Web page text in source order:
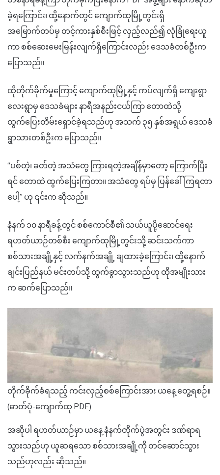
ခဲ့ရကြောင်း၊ ထို့နောက်တွင် ကျောက်ထုမြို့တွင်းရှိ
အမြောက်တပ်မှ တင့်ကားနှစ်စီးဖြင့် လှည့်လည်၍ လုံခြုံရေးယူ
ကာ စစ်ဆေးမေးမြန်းလျက်ရှိကြောင်းလည်း ဒေသခံတစ်ဦးက
ပြောသည်။
ထိုတိုက်ခိုက်မှုကြောင့် ကျောက်ထုမြို့နှင့် ကပ်လျက်ရှိ ကျေးရွာ
လေးရွာမှ ဒေသခံများ နာရီအနည်းငယ်ကြာ တောထဲသို့
ထွက်ပြေးတိမ်းရှောင်ခဲ့ရသည်ဟု အသက် ၃၅ နှစ်အရွယ် ဒေသခံ
ရွာသားတစ်ဦးက ပြောသည်။​
“ပစ်တဲ့၊ ခတ်တဲ့ အသံတွေ ကြားရတဲ့အချိန်မှာတော့ ကြောက်ပြီး
ရင် တောထဲ ထွက်ပြေးကြတာ။ အသံတွေ ရပ်မှ ပြန်ခေါ်ကြရတာ
ပေါ့” ဟု ၎င်းက ဆိုသည်။
နံနက် ၁၀ နာရီခန့်တွင် စစ်ကောင်စီ၏ သယ်ယူပို့ဆောင်ရေး
ရဟတ်ယာဉ်တစ်စီး ကျောက်ထုမြို့တွင်းသို့ ဆင်းသက်ကာ
စစ်သားအချို့နှင့် လက်နက်အချို့ ချထားခဲ့ကြောင်း၊ ထို့နောက်
ချင်းပြည်နယ် မင်းတပ်သို့ ထွက်ခွာသွားသည်ဟု ထိုအမျိုးသား
က ဆက်ပြောသည်။
တိုက်ခိုက်ခံရသည့် ကင်းလှည့်စစ်ကြောင်းအား ယနေ့ တွေ့ရစဉ်။
(ဓာတ်ပုံ-ကျောက်ထု PDF)
အဆိုပါ ရဟတ်ယာဉ်မှာ ယနေ့ နံနက်တိုက်ပွဲအတွင်း ဒဏ်ရာရ
သွားသည်ဟု ယူဆရသော စစ်သားအချို့ကို တင်ဆောင်သွား
သည်ဟုလည်း ဆိုသည်။